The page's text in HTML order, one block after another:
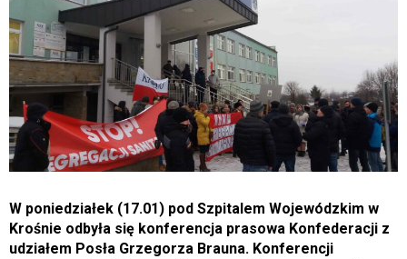
W poniedziałek (17.01) pod Szpitalem Wojewódzkim w
Krośnie odbyła się konferencja prasowa Konfederacji z
udziałem Posła Grzegorza Brauna. Konferencji